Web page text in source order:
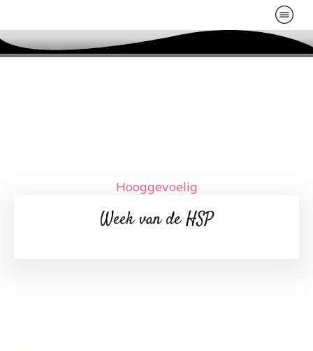
Hooggevoelig
Week van de HSP